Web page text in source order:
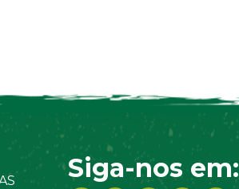
Siga-nos em: